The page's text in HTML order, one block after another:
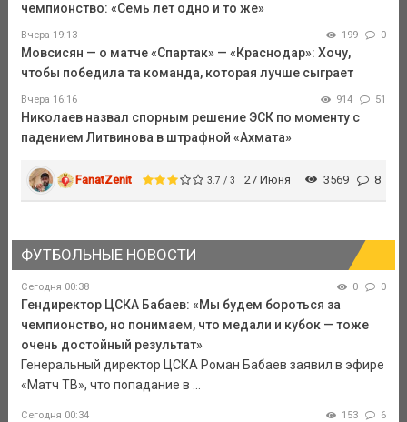
чемпионство: «Семь лет одно и то же»
Вчера 19:13 199 0
Мовсисян — о матче «Спартак» — «Краснодар»: Хочу,
чтобы победила та команда, которая лучше сыграет
Вчера 16:16 914 51
Николаев назвал спорным решение ЭСК по моменту с
падением Литвинова в штрафной «Ахмата»
FanatZenit 3.7 / 3 27 Июня 3569 8
ФУТБОЛЬНЫЕ НОВОСТИ
Сегодня 00:38 0 0
Гендиректор ЦСКА Бабаев: «Мы будем бороться за
чемпионство, но понимаем, что медали и кубок — тоже
очень достойный результат»
Генеральный директор ЦСКА Роман Бабаев заявил в эфире
«Матч ТВ», что попадание в ...
Сегодня 00:34 153 6